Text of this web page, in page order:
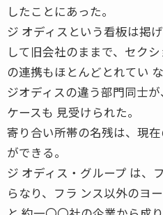
したことにあった。
ジ オディスという看板は掲
して旧会社のままで、セク
の連携もほとんどとれてい
ジオディスの違う部門同士
ケースも 見受けられた。
寄り合い所帯の名残は、現
ができる。
ジ オディス・グループ は、
らなり、フラ ンス以外のヨ